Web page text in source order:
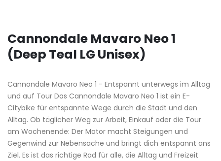
Cannondale Mavaro Neo 1
(Deep Teal LG Unisex)
Cannondale Mavaro Neo 1 - Entspannt unterwegs im Alltag
und auf Tour Das Cannondale Mavaro Neo 1 ist ein E-
Citybike für entspannte Wege durch die Stadt und den
Alltag. Ob täglicher Weg zur Arbeit, Einkauf oder die Tour
am Wochenende: Der Motor macht Steigungen und
Gegenwind zur Nebensache und bringt dich entspannt ans
Ziel. Es ist das richtige Rad für alle, die Alltag und Freizeit